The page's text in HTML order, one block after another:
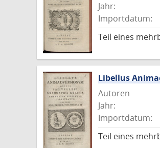
Jahr:
Importdatum:
Teil eines
Libellus
Autoren
Jahr:
Importdatum:
Teil eines